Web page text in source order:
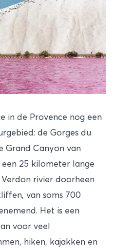
in de Provence nog een
de Gorges du
Grand Canyon van
een 25 kilometer lange
rivier doorheen
van soms 700
Het is een
voor veel
hiken, kajakken en